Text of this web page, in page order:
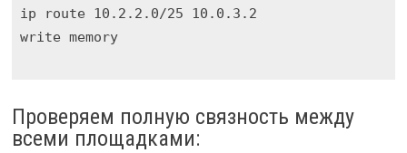
ip route 10.2.2.0/25 10.0.3.2
write memory
Проверяем полную связность между
всеми площадками: